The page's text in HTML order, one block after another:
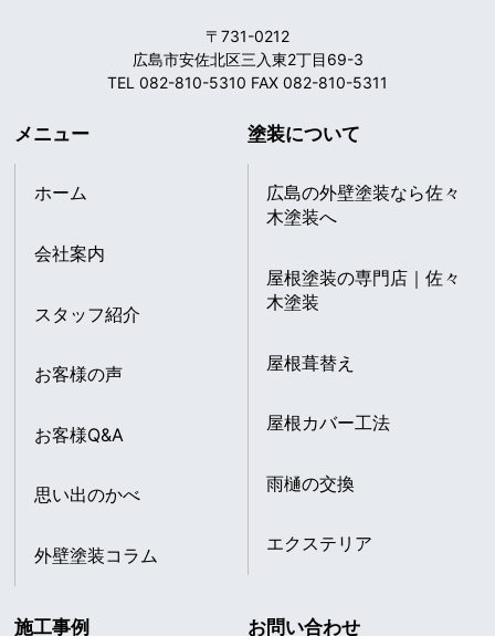
〒731-0212
広島市安佐北区三入東2丁目69-3
TEL 082-810-5310 FAX 082-810-5311
メニュー
ホーム
会社案内
スタッフ紹介
お客様の声
お客様Q&A
思い出のかべ
外壁塗装コラム
塗装について
広島の外壁塗装なら佐々
木塗装へ
屋根塗装の専門店｜佐々
木塗装
屋根葺替え
屋根カバー工法
雨樋の交換
エクステリア
施工事例 お問い合わせ